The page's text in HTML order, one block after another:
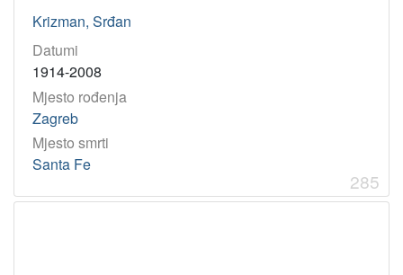
Krizman, Srđan
Datumi
1914-2008
Mjesto rođenja
Zagreb
Mjesto smrti
Santa Fe
285